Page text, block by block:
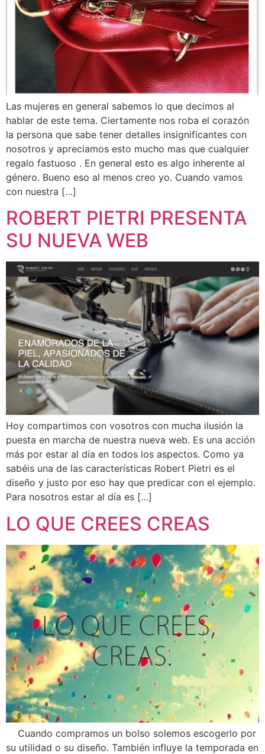
Las mujeres en general sabemos lo que decimos al
hablar de este tema. Ciertamente nos roba el corazón
la persona que sabe tener detalles insignificantes con
nosotros y apreciamos esto mucho mas que cualquier
regalo fastuoso . En general esto es algo inherente al
género. Bueno eso al menos creo yo. Cuando vamos
con nuestra […]
ROBERT PIETRI PRESENTA
SU NUEVA WEB
Hoy compartimos con vosotros con mucha ilusión la
puesta en marcha de nuestra nueva web. Es una acción
más por estar al día en todos los aspectos. Como ya
sabéis una de las características Robert Pietri es el
diseño y justo por eso hay que predicar con el ejemplo.
Para nosotros estar al día es […]
LO QUE CREES CREAS
Cuando compramos un bolso solemos escogerlo por
su utilidad o su diseño. También influye la temporada en